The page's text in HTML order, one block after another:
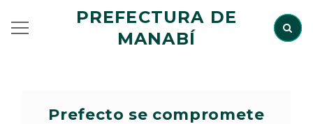
PREFECTURA DE
MANABÍ
Prefecto se compromete